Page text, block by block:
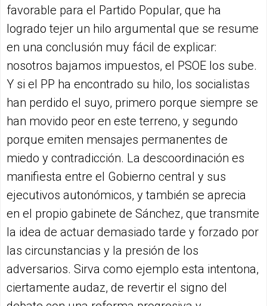
favorable para el Partido Popular, que ha
logrado tejer un hilo argumental que se resume
en una conclusión muy fácil de explicar:
nosotros bajamos impuestos, el PSOE los sube.
Y si el PP ha encontrado su hilo, los socialistas
han perdido el suyo, primero porque siempre se
han movido peor en este terreno, y segundo
porque emiten mensajes permanentes de
miedo y contradicción. La descoordinación es
manifiesta entre el Gobierno central y sus
ejecutivos autonómicos, y también se aprecia
en el propio gabinete de Sánchez, que transmite
la idea de actuar demasiado tarde y forzado por
las circunstancias y la presión de los
adversarios. Sirva como ejemplo esta intentona,
ciertamente audaz, de revertir el signo del